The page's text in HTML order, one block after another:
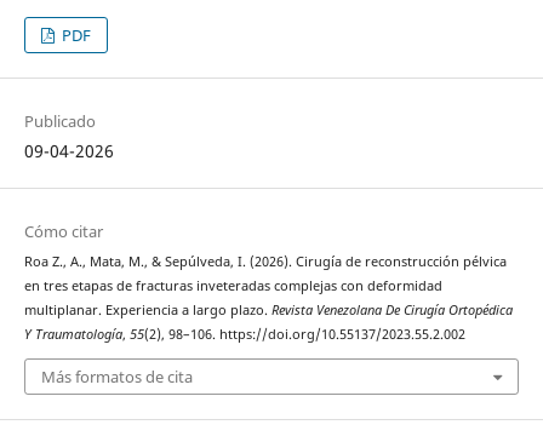
PDF
Publicado
09-04-2026
Cómo citar
Roa Z., A., Mata, M., & Sepúlveda, I. (2026). Cirugía de reconstrucción pélvica
en tres etapas de fracturas inveteradas complejas con deformidad
multiplanar. Experiencia a largo plazo. Revista Venezolana De Cirugía Ortopédica
Y Traumatología, 55(2), 98–106. https://doi.org/10.55137/2023.55.2.002
Más formatos de cita